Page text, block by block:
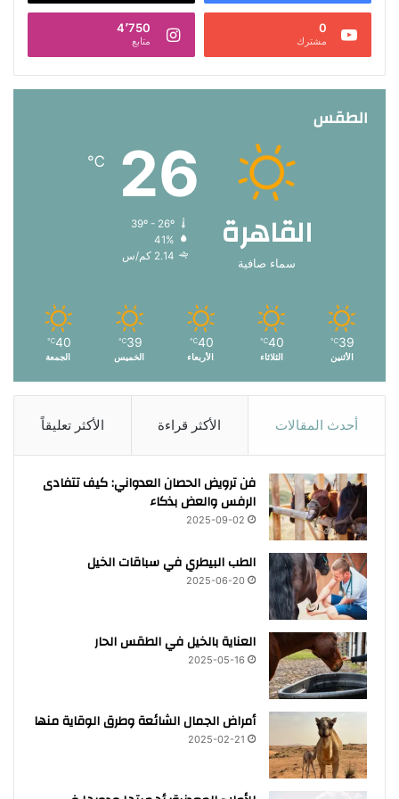
0
مشترك
4٬750
متابع
الطقس
القاهرة
سماء صافية
26
℃
39º - 26º
41%
2.14 كم/س
39
℃
الأثنين
40
℃
الثلاثاء
40
℃
الأربعاء
39
℃
الخميس
40
℃
الجمعة
أحدث المقالات الأكثر قراءة الأكثر تعليقاً
فن ترويض الحصان العدواني: كيف تتفادى
الرفس والعض بذكاء
2025-09-02
الطب البيطري في سباقات الخيل
2025-06-20
العناية بالخيل في الطقس الحار
2025-05-16
أمراض الجمال الشائعة وطرق الوقاية منها
2025-02-21